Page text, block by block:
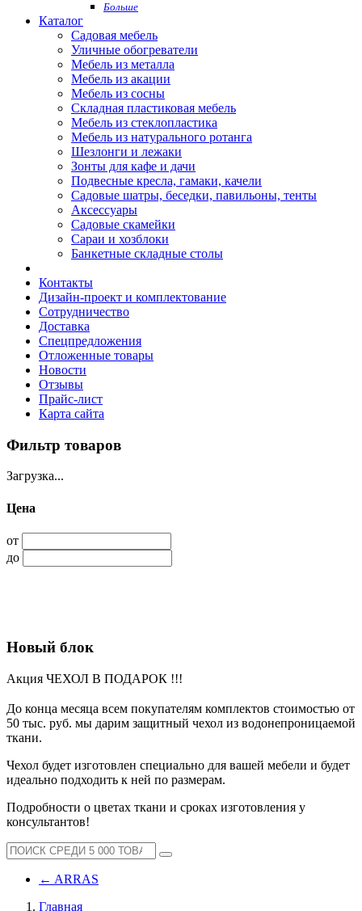
Больше
Каталог
Садовая мебель
Уличные обогреватели
Мебель из металла
Мебель из акации
Мебель из сосны
Складная пластиковая мебель
Мебель из стеклопластика
Мебель из натурального ротанга
Шезлонги и лежаки
Зонты для кафе и дачи
Подвесные кресла, гамаки, качели
Садовые шатры, беседки, павильоны, тенты
Аксессуары
Садовые скамейки
Сараи и хозблоки
Банкетные складные столы
Контакты
Дизайн-проект и комплектование
Сотрудничество
Доставка
Спецпредложения
Отложенные товары
Новости
Отзывы
Прайс-лист
Карта сайта
Фильтр товаров
Загрузка...
Цена
от
до
Новый блок
Акция ЧЕХОЛ В ПОДАРОК !!!
До конца месяца всем покупателям комплектов стоимостью от
50 тыс. руб. мы дарим защитный чехол из водонепроницаемой
ткани.
Чехол будет изготовлен специально для вашей мебели и будет
идеально подходить к ней по размерам.
Подробности о цветах ткани и сроках изготовления у
консультантов!
← ARRAS
Главная